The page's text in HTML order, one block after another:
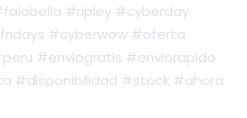
#ripley #cyberday
#cyberwow #oferta
#enviogratis #enviorapido
#disponibilidad #stock #ahora